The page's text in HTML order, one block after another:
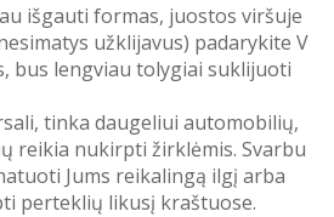
išgauti formas, juostos viršuje
užklijavus) padarykite V
bus lengviau tolygiai suklijuoti
tinka daugeliui automobilių,
reikia nukirpti žirklėmis. Svarbu
Jums reikalingą ilgį arba
perteklių likusį kraštuose.